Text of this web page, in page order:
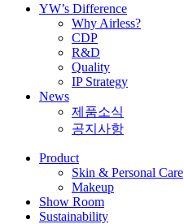
YW’s Difference
Why Airless?
CDP
R&D
Quality
IP Strategy
News
제품소식
공지사항
Product
Skin & Personal Care
Makeup
Show Room
Sustainability